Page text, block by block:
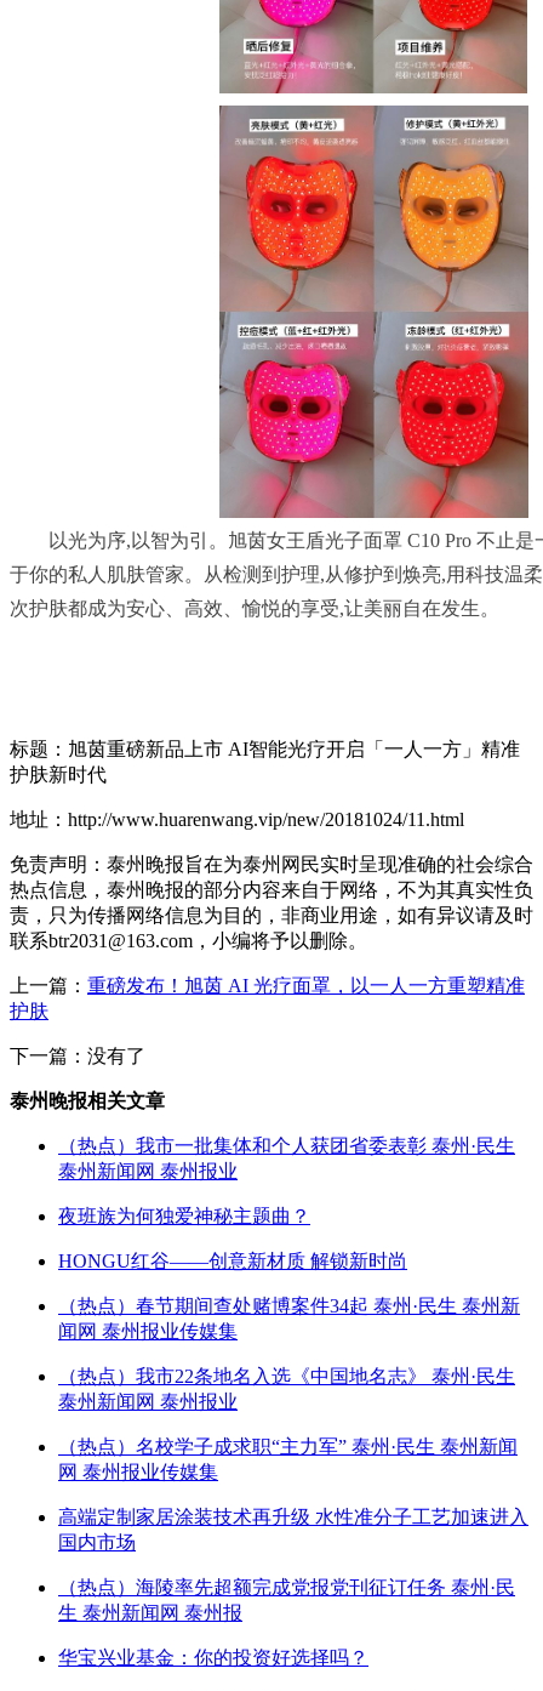
以光为序,以智为引。旭茵女王盾光子面罩 C10 Pro 不止
于你的私人肌肤管家。从检测到护理,从修护到焕亮,用科技温
次护肤都成为安心、高效、愉悦的享受,让美丽自在发生。
标题：旭茵重磅新品上市 AI智能光疗开启「一人一方」精准
护肤新时代
地址：http://www.huarenwang.vip/new/20181024/11.html
免责声明：泰州晚报旨在为泰州网民实时呈现准确的社会综合
热点信息，泰州晚报的部分内容来自于网络，不为其真实性负
责，只为传播网络信息为目的，非商业用途，如有异议请及时
联系btr2031@163.com，小编将予以删除。
上一篇： 重磅发布！旭茵 AI 光疗面罩，以一人一方重塑精准
护肤
下一篇：没有了
泰州晚报相关文章
（热点）我市一批集体和个人获团省委表彰 泰州·民生
泰州新闻网 泰州报业
夜班族为何独爱神秘主题曲？
HONGU红谷——创意新材质 解锁新时尚
（热点）春节期间查处赌博案件34起 泰州·民生 泰州新
闻网 泰州报业传媒集
（热点）我市22条地名入选《中国地名志》 泰州·民生
泰州新闻网 泰州报业
（热点）名校学子成求职“主力军” 泰州·民生 泰州新闻
网 泰州报业传媒集
高端定制家居涂装技术再升级 水性准分子工艺加速进入
国内市场
（热点）海陵率先超额完成党报党刊征订任务 泰州·民
生 泰州新闻网 泰州报
华宝兴业基金：你的投资好选择吗？